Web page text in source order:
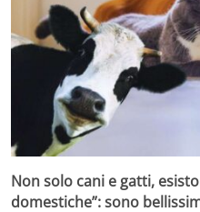
Non solo cani e gatti,
domestiche”: sono